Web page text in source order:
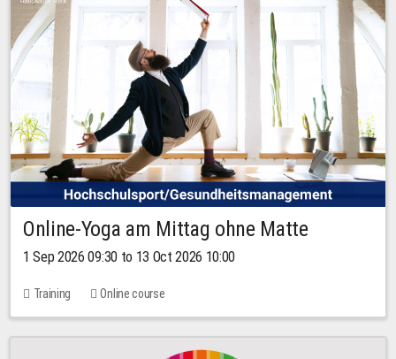
Online-Yoga am Mittag ohne Matte
1 Sep 2026 09:30 to 13 Oct 2026 10:00
Training Online course